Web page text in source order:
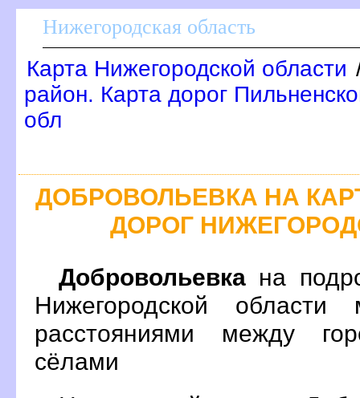
Нижегородская область
Карта Нижегородской области
район. Карта дорог
обл
ДОБРОВОЛЬЕВКА НА
ДОРОГ
Добровольевка на
Нижегородской
расстояниями между
сёлами